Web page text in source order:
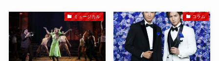
ミュージカル コラム